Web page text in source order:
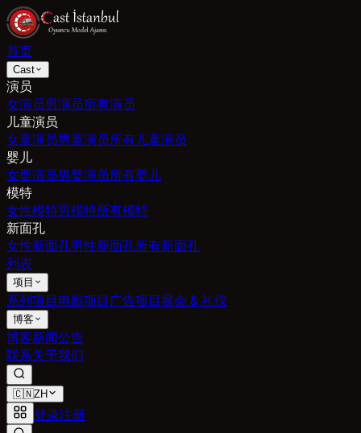
首页
Cast
演员
女演员男演员所有演员
儿童演员
女童演员男童演员所有儿童演员
婴儿
女婴演员男婴演员所有婴儿
模特
女性模特男模特所有模特
新面孔
女性新面孔男性新面孔所有新面孔
列表
项目
系列项目电影项目广告项目展会 & 礼仪
博客
博客新闻公告
联系关于我们
🇨🇳ZH
登录注册